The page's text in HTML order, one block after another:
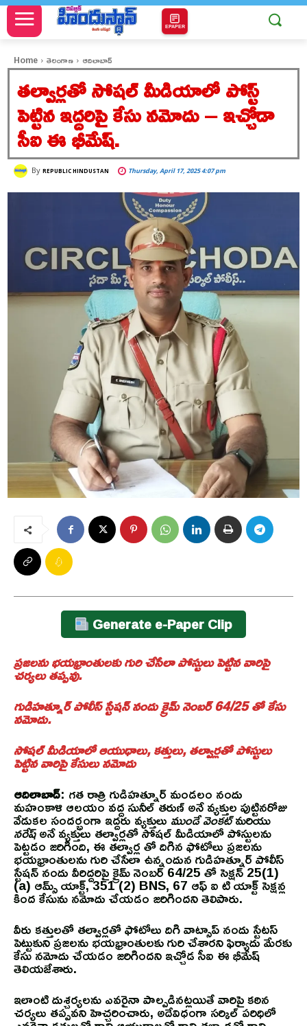
EPAPER
Home తెలంగాణ ఆదిలాబాద్
తల్వార్లతో సోషల్ మీడియాలో పోస్ట్
పెట్టిన ఇద్దరిపై కేసు నమోదు – ఇచ్చోడా
సీఐ ఈ భీమేష్.
By REPUBLIC HINDUSTAN Thursday, April 17, 2025 4:07 pm
Generate e-Paper Clip
ప్రజలను భయభ్రాంతులకు గురి చేసేలా పోస్టులు పెట్టిన వారిపై
చర్యలు తప్పవు.
గుడిహత్నూర్ పోలీస్ స్టేషన్ నందు క్రైమ్ నెంబర్ 64/25 తో కేసు
నమోదు.
సోషల్ మీడియాలో ఆయుధాలు, కత్తులు, తల్వార్లతో పోస్టులు
పెట్టిన వారిపై కేసులు నమోదు
ఆదిలాబాద్: గత రాత్రి గుడిహత్నూర్ మండలం నందు
మహంకాళి ఆలయం వద్ద సునీల్ తరుణ్ అనే వ్యక్తుల పుట్టినరోజు
వేడుకల సందర్భంగా ఇద్దరు వ్యక్తులుముండే వెంకట్మరియు
నరేష్అనే వ్యక్తులు తల్వార్లతో సోషల్ మీడియాలో పోస్టులను
పెట్టడం జరిగింది, ఈ తల్వార్ల తో దిగిన ఫోటోలు ప్రజలను
భయభ్రాంతులను గురి చేసేలా ఉన్నందున గుడిహత్నూర్ పోలీస్
స్టేషన్ నందు వీరిద్దరిపై క్రైమ్ నెంబర్ 64/25 తో సెక్షన్ 25(1)
(a) ఆమ్స్ యాక్ట్, 351 (2) BNS, 67 ఆఫ్ ఐ టి యాక్ట్ సెక్షన్ల
కింద కేసును నమోదు చేయడం జరిగిందని తెలిపారు.
వీరు కత్తులతో తల్వార్లతో ఫోటోలు దిగి వాట్సాప్ నందు స్టేటస్
పెట్టుకుని ప్రజలను భయభ్రాంతులకు గురి చేశారని ఫిర్యాదు మేరకు
కేసు నమోదు చేయడం జరిగిందని ఇచ్చోడ సీఐ ఈ భీమేష్
తెలియజేశారు.
ఇలాంటి దుశ్చర్యలను ఎవరైనా పాల్పడినట్లయితే వారిపై కఠిన
చర్యలు తప్పవని హెచ్చరించారు, అదేవిధంగా సర్కిల్ పరిధిలో